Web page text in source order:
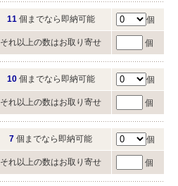
11 個までなら即納可能 個
それ以上の数はお取り寄せ 個
10 個までなら即納可能 個
それ以上の数はお取り寄せ 個
7 個までなら即納可能 個
それ以上の数はお取り寄せ 個